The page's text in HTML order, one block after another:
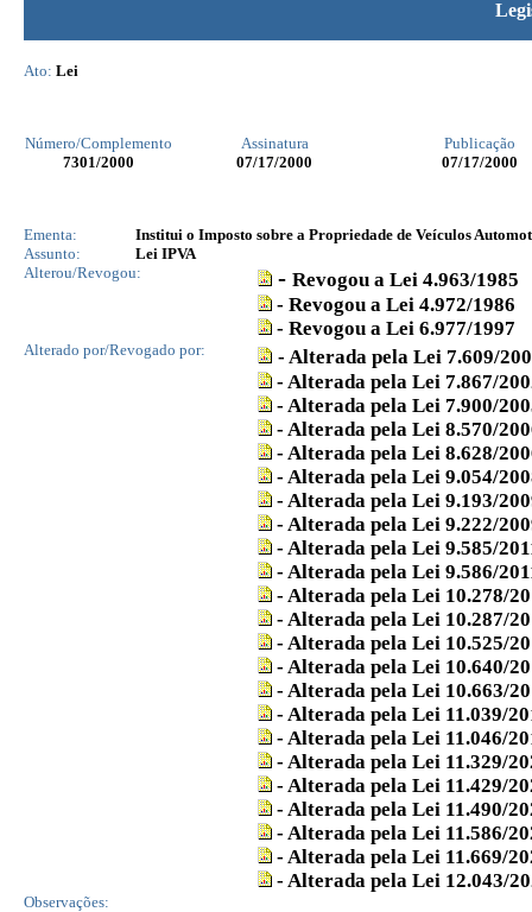
Ato: Lei
Número/Complemento Assinatura
Publicação
7301/2000 07/17/2000 07/17/2000
Ementa:
Institui o Imposto sobre a Propriedade de Veículos
Assunto:
Lei IPVA
Alterou/Revogou:
- Revogou a Lei 4.963/1985
- Revogou a Lei 4.972/1986
- Revogou a Lei 6.977/1997
Alterado por/Revogado por:
- Alterada pela Lei 7.609/
- Alterada pela Lei 7.867/
- Alterada pela Lei 7.900/
- Alterada pela Lei 8.570/
- Alterada pela Lei 8.628/
- Alterada pela Lei 9.054/
- Alterada pela Lei 9.193/
- Alterada pela Lei 9.222/
- Alterada pela Lei 9.585/
- Alterada pela Lei 9.586/
- Alterada pela Lei 10.278/
- Alterada pela Lei 10.287/
- Alterada pela Lei 10.525/
- Alterada pela Lei 10.640/
- Alterada pela Lei 10.663/
- Alterada pela Lei 11.039/
- Alterada pela Lei 11.046/
- Alterada pela Lei 11.329/
- Alterada pela Lei 11.429/
- Alterada pela Lei 11.490/
- Alterada pela Lei 11.586/
- Alterada pela Lei 11.669/
- Alterada pela Lei 12.043/
Observações: